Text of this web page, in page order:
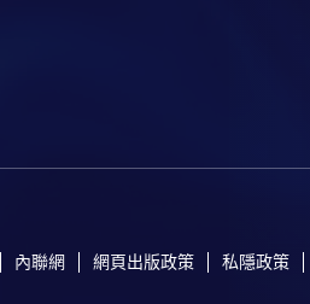
內聯網 網頁出版政策 私隱政策